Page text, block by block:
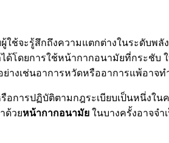
ช้จะรู้สึกถึงความแตกต่างในระดับพลั
ด้โดยการใช้หน้ากากอนามัยที่กระชั
างเช่นอาการหวัดหรืออาการแพ้อา
การปฏิบัติตามกฎระเบียบเป็นหนึ่งใ
ด้วยหน้ากากอนามัย ในบางครั้งอาจจ